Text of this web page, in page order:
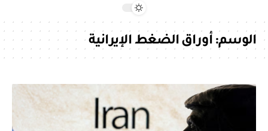
الوسم:أوراق الضغط الإيرانية